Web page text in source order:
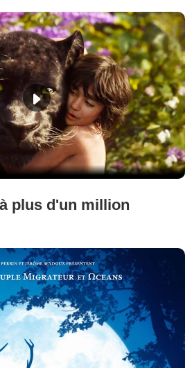
plus d'un million